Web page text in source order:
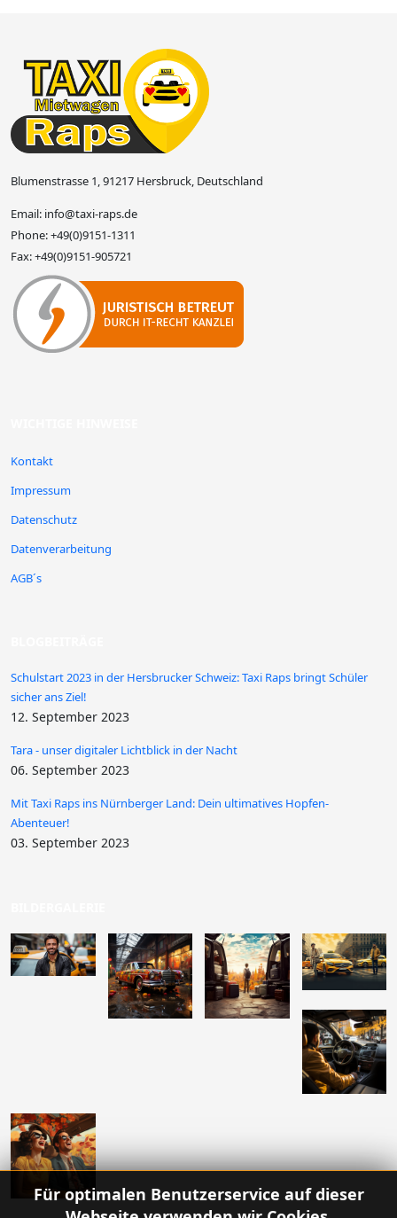
Blumenstrasse 1, 91217 Hersbruck, Deutschland
Email: info@taxi-raps.de
Phone:+49(0)9151-1311
Fax:+49(0)9151-905721
Kontakt
Impressum
Datenschutz
Datenverarbeitung
AGB´s
Schulstart 2023 in der Hersbrucker Schweiz: Taxi Raps bringt Schüler
sicher ans Ziel!
12. September 2023
Tara - unser digitaler Lichtblick in der Nacht
06. September 2023
Mit Taxi Raps ins Nürnberger Land: Dein ultimatives Hopfen-
Abenteuer!
03. September 2023
Für optimalen Benutzerservice auf dieser